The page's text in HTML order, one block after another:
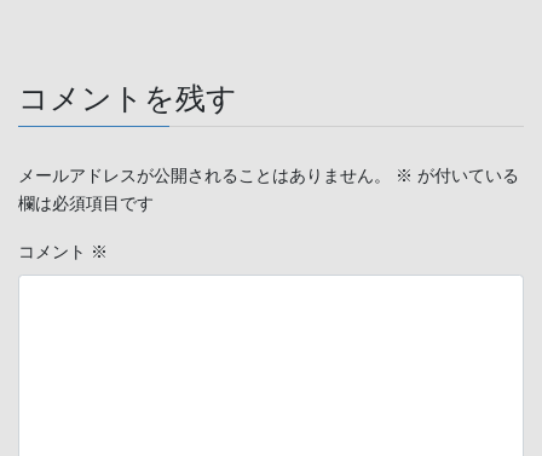
コメントを残す
メールアドレスが公開されることはありません。 ※ が付いている
欄は必須項目です
コメント ※